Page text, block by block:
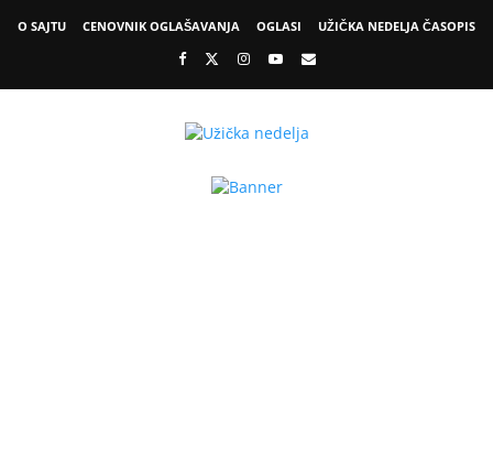
O SAJTU CENOVNIK OGLAŠAVANJA OGLASI UŽIČKA NEDELJA ČASOPIS